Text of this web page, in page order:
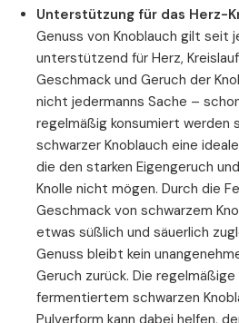
Unterstützung für das Herz-
Genuss von Knoblauch gilt seit
unterstützend für Herz,
Geschmack und Geruch der
nicht jedermanns Sache –
regelmäßig konsumiert werden
schwarzer Knoblauch eine
die den starken Eigengeruch
Knolle nicht mögen. Durch die
Geschmack von schwarzem
etwas süßlich und säuerlich
Genuss bleibt kein
Geruch zurück. Die regelmäßige
fermentiertem schwarzen